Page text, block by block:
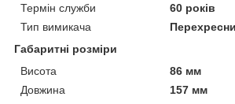
Термін служби
60 років
Тип вимикача
Габаритні розміри
Висота
86 мм
Довжина
157 мм